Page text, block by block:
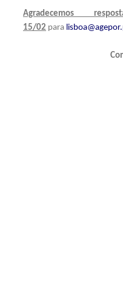
Agradecemos
15/02 para